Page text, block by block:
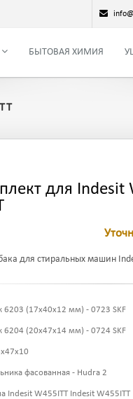
БЫТОВАЯ ХИМИЯ
для Indesit
для стиральных машин
6203 (17х40х12 мм) - 0723 SKF
6204 (20х47х14 мм) - 0724 SKF
фасованная - Hudra 2
Indesit W455ITT Indesit W455ITT